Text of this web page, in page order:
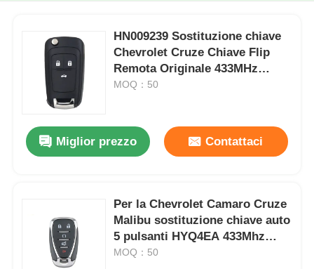
HN009239 Sostituzione chiave
Chevrolet Cruze Chiave Flip
Remota Originale 433MHz
13500219
MOQ：50
Miglior prezzo Contattaci
Per la Chevrolet Camaro Cruze
Malibu sostituzione chiave auto
5 pulsanti HYQ4EA 433Mhz
Smart Keyless Entry Car
MOQ：50